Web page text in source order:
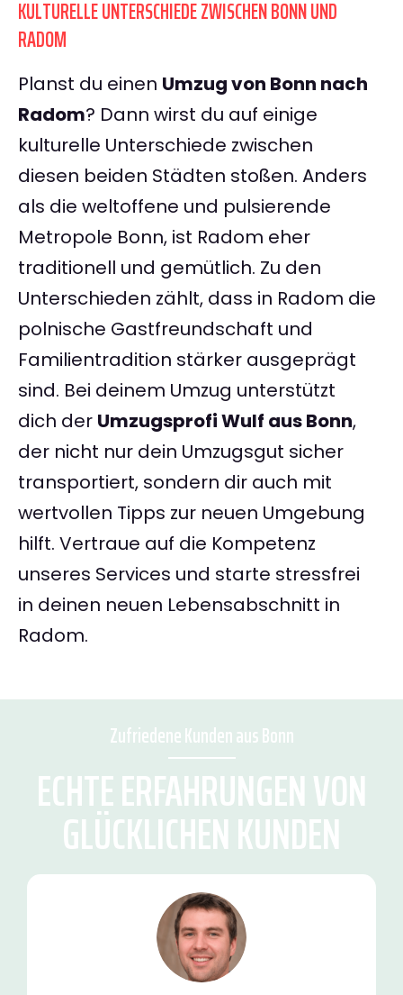
KULTURELLE UNTERSCHIEDE ZWISCHEN BONN UND
RADOM
Planst du einen Umzug von Bonn nach
Radom? Dann wirst du auf einige
kulturelle Unterschiede zwischen
diesen beiden Städten stoßen. Anders
als die weltoffene und pulsierende
Metropole Bonn, ist Radom eher
traditionell und gemütlich. Zu den
Unterschieden zählt, dass in Radom die
polnische Gastfreundschaft und
Familientradition stärker ausgeprägt
sind. Bei deinem Umzug unterstützt
dich der Umzugsprofi Wulf aus Bonn,
der nicht nur dein Umzugsgut sicher
transportiert, sondern dir auch mit
wertvollen Tipps zur neuen Umgebung
hilft. Vertraue auf die Kompetenz
unseres Services und starte stressfrei
in deinen neuen Lebensabschnitt in
Radom.
Zufriedene Kunden aus Bonn
ECHTE ERFAHRUNGEN VON
GLÜCKLICHEN KUNDEN